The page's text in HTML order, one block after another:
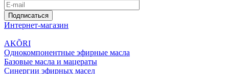
Подписаться
Интернет-магазин
AKÕRI
Однокомпонентные эфирные масла
Базовые масла и мацераты
Синергии эфирных масел